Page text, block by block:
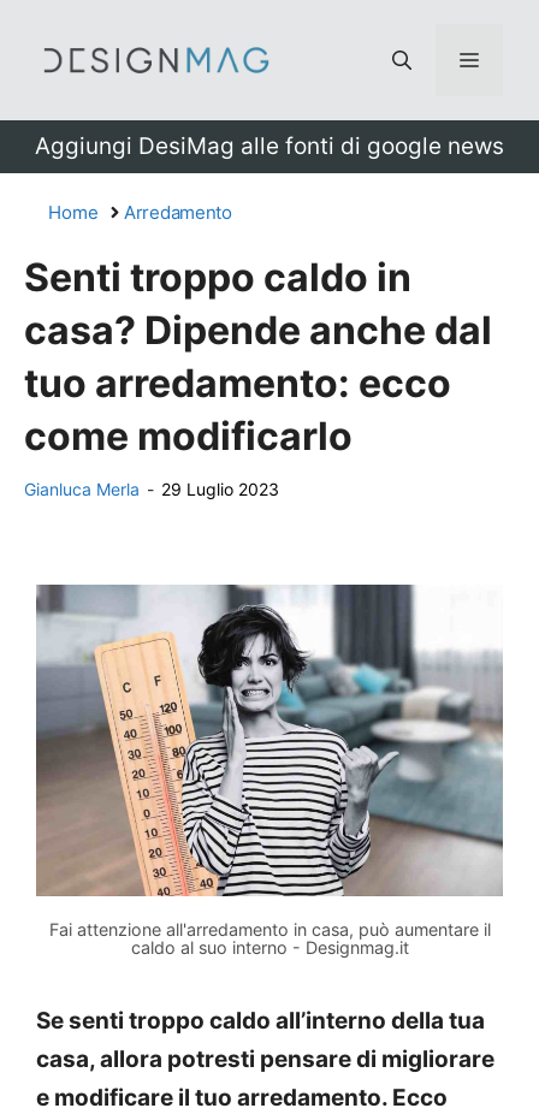
Menu
Aggiungi DesiMag alle fonti di google news
Home Arredamento
Senti troppo caldo in
casa? Dipende anche dal
tuo arredamento: ecco
come modificarlo
Gianluca Merla - 29 Luglio 2023
Fai attenzione all'arredamento in casa, può aumentare il
caldo al suo interno - Designmag.it
Se senti troppo caldo all’interno della tua
casa, allora potresti pensare di migliorare
e modificare il tuo arredamento. Ecco